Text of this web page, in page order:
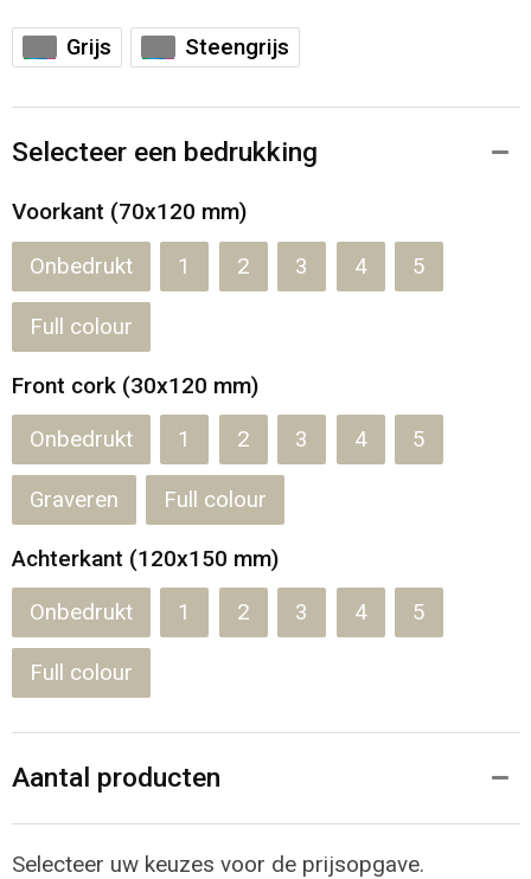
Grijs Steengrijs
Selecteer een bedrukking
Voorkant (70x120 mm)
Onbedrukt 1 2 3 4 5
Full colour
Front cork (30x120 mm)
Onbedrukt 1 2 3 4 5
Graveren Full colour
Achterkant (120x150 mm)
Onbedrukt 1 2 3 4 5
Full colour
Aantal producten
Selecteer uw keuzes voor de prijsopgave.